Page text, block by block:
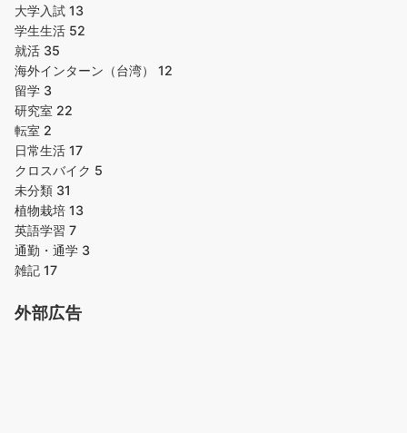
大学入試 13
学生生活 52
就活 35
海外インターン（台湾） 12
留学 3
研究室 22
転室 2
日常生活 17
クロスバイク 5
未分類 31
植物栽培 13
英語学習 7
通勤・通学 3
雑記 17
外部広告